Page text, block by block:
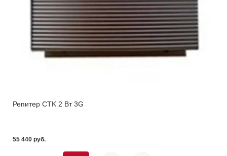
Репитер CTK 2 Вт 3G
55 440 pуб.